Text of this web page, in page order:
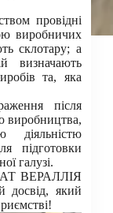
провідні
виробничих
склотару; а
визначають
та, яка
після
виробництва,
діяльністю
підготовки
галузі.
ВЕРАЛЛІЯ
досвід, який